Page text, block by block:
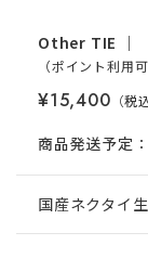
Other TIE ｜
（ポイント利用
¥15,400
商品発送予定：
国産ネクタイ